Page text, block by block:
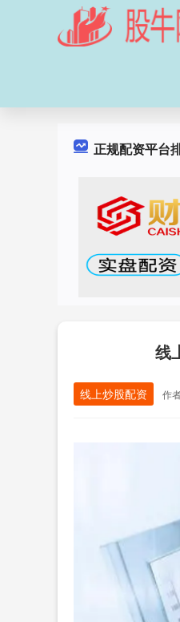
正规配资平台
线
线上炒股配资 作